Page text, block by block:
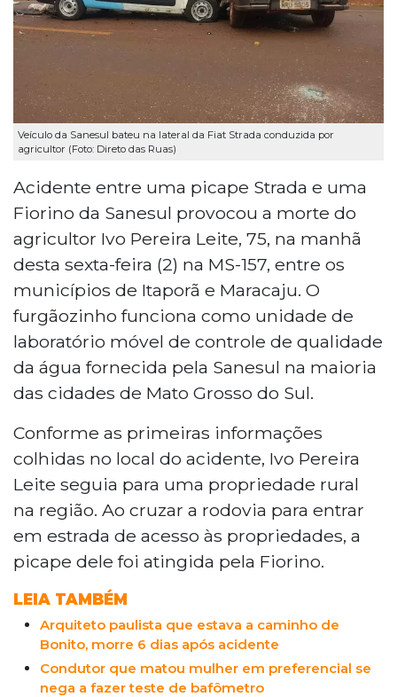
Veículo da Sanesul bateu na lateral da Fiat Strada conduzida por
agricultor (Foto: Direto das Ruas)
Acidente entre uma picape Strada e uma
Fiorino da Sanesul provocou a morte do
agricultor Ivo Pereira Leite, 75, na manhã
desta sexta-feira (2) na MS-157, entre os
municípios de Itaporã e Maracaju. O
furgãozinho funciona como unidade de
laboratório móvel de controle de qualidade
da água fornecida pela Sanesul na maioria
das cidades de Mato Grosso do Sul.
Conforme as primeiras informações
colhidas no local do acidente, Ivo Pereira
Leite seguia para uma propriedade rural
na região. Ao cruzar a rodovia para entrar
em estrada de acesso às propriedades, a
picape dele foi atingida pela Fiorino.
LEIA TAMBÉM
Arquiteto paulista que estava a caminho de
Bonito, morre 6 dias após acidente
Condutor que matou mulher em preferencial se
nega a fazer teste de bafômetro